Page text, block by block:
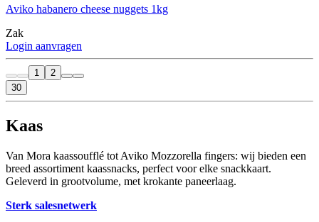
Aviko habanero cheese nuggets 1kg
Zak
Login aanvragen
1
2
30
Kaas
Van Mora kaassoufflé tot Aviko Mozzorella fingers: wij bieden een
breed assortiment kaassnacks, perfect voor elke snackkaart.
Geleverd in grootvolume, met krokante paneerlaag.
Sterk salesnetwerk